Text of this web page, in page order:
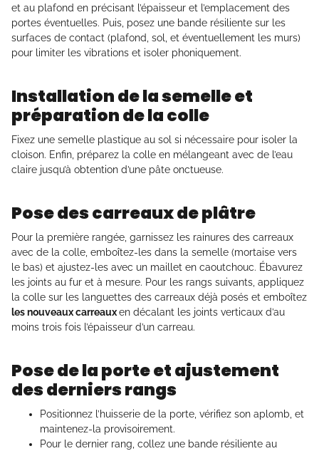
et au plafond en précisant l’épaisseur et l’emplacement des
portes éventuelles. Puis, posez une bande résiliente sur les
surfaces de contact (plafond, sol, et éventuellement les murs)
pour limiter les vibrations et isoler phoniquement.
Installation de la semelle et
préparation de la colle
Fixez une semelle plastique au sol si nécessaire pour isoler la
cloison. Enfin, préparez la colle en mélangeant avec de l’eau
claire jusqu’à obtention d’une pâte onctueuse.
Pose des carreaux de plâtre
Pour la première rangée, garnissez les rainures des carreaux
avec de la colle, emboîtez-les dans la semelle (mortaise vers
le bas) et ajustez-les avec un maillet en caoutchouc. Ébavurez
les joints au fur et à mesure. Pour les rangs suivants, appliquez
la colle sur les languettes des carreaux déjà posés et emboîtez
les nouveaux carreauxen décalant les joints verticaux d’au
moins trois fois l’épaisseur d’un carreau.
Pose de la porte et ajustement
des derniers rangs
Positionnez l’huisserie de la porte, vérifiez son aplomb, et
maintenez-la provisoirement.
Pour le dernier rang, collez une bande résiliente au